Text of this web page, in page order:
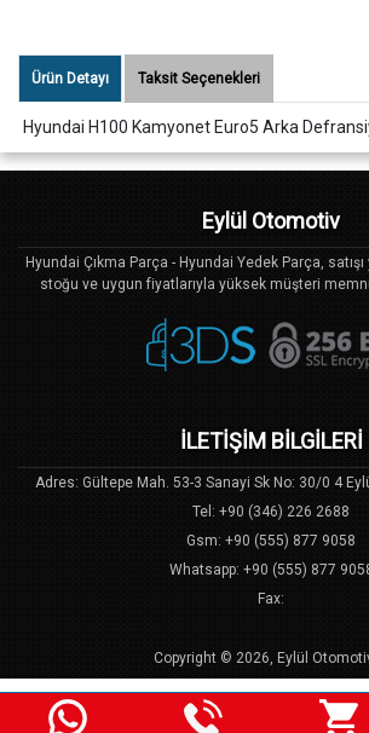
Ürün Detayı Taksit Seçenekleri
Hyundai H100 Kamyonet Euro5 Arka
Eylül Otomotiv
Hyundai Çıkma Parça - Hyundai Yedek Parça,
stoğu ve uygun fiyatlarıyla yüksek müşteri
İLETİŞİM BİLGİLERİ
Adres: Gültepe Mah. 53-3 Sanayi Sk No: 30/0 4
Tel: +90 (346) 226 2688
Gsm: +90 (555) 877 9058
Whatsapp: +90 (555) 877
Fax:
Copyright © 2026, Eylül
Bu Site, US YazılımE-Ticaret Sistemi ile